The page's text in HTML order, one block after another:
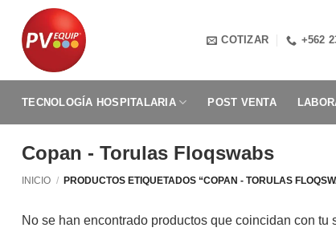
contenido
COTIZAR +562
TECNOLOGÍA HOSPITALARIA POST VENTA
Copan - Torulas Floqswabs
INICIO / PRODUCTOS ETIQUETADOS “COPAN - TORULAS
No se han encontrado productos que coincidan con tu